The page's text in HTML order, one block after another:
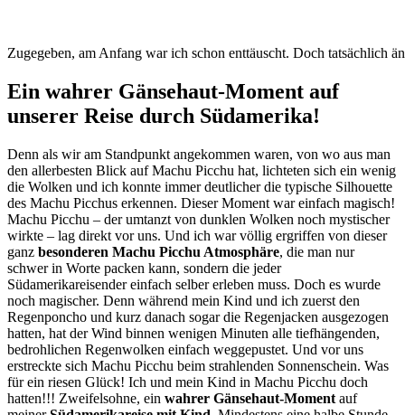
Zugegeben, am Anfang war ich schon enttäuscht. Doch tatsächlich
Ein wahrer Gänsehaut-Moment auf
unserer Reise durch Südamerika!
Denn als wir am Standpunkt angekommen waren, von wo aus man
den allerbesten Blick auf Machu Picchu hat, lichteten sich ein wenig
die Wolken und ich konnte immer deutlicher die typische Silhouette
des Machu Picchus erkennen. Dieser Moment war einfach magisch!
Machu Picchu – der umtanzt von dunklen Wolken noch mystischer
wirkte – lag direkt vor uns. Und ich war völlig ergriffen von dieser
ganz besonderen Machu Picchu Atmosphäre, die man nur
schwer in Worte packen kann, sondern die jeder
Südamerikareisender einfach selber erleben muss. Doch es wurde
noch magischer. Denn während mein Kind und ich zuerst den
Regenponcho und kurz danach sogar die Regenjacken ausgezogen
hatten, hat der Wind binnen wenigen Minuten alle tiefhängenden,
bedrohlichen Regenwolken einfach weggepustet. Und vor uns
erstreckte sich Machu Picchu beim strahlenden Sonnenschein. Was
für ein riesen Glück! Ich und mein Kind in Machu Picchu doch
hatten!!! Zweifelsohne, ein wahrer Gänsehaut-Moment auf